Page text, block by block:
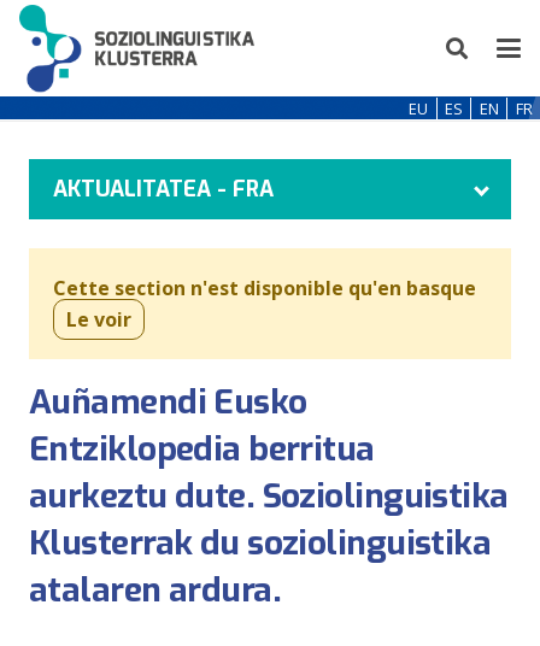
EU ES EN FR
AKTUALITATEA - FRA
Cette section n'est disponible qu'en basque
Le voir
Auñamendi Eusko
Entziklopedia berritua
aurkeztu dute. Soziolinguistika
Klusterrak du soziolinguistika
atalaren ardura.